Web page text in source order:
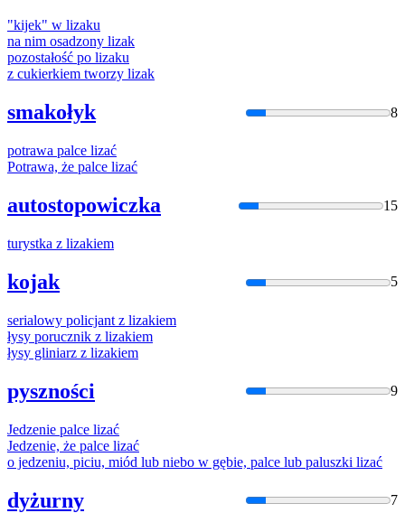
"kijek" w lizaku
na nim osadzony lizak
pozostałość po lizaku
z cukierkiem tworzy lizak
smakołyk 8
potrawa palce lizać
Potrawa, że palce lizać
autostopowiczka 15
turystka z lizakiem
kojak 5
serialowy policjant z lizakiem
łysy porucznik z lizakiem
łysy gliniarz z lizakiem
pyszności 9
Jedzenie palce lizać
Jedzenie, że palce lizać
o jedzeniu, piciu, miód lub niebo w gębie, palce lub paluszki lizać
dyżurny 7